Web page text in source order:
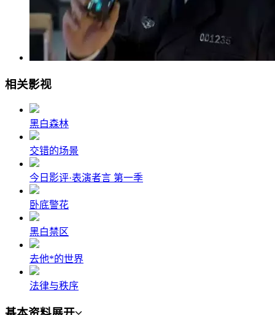
相关影视
黑白森林
交错的场景
今日影评·表演者言 第一季
卧底警花
黑白禁区
去他*的世界
法律与秩序